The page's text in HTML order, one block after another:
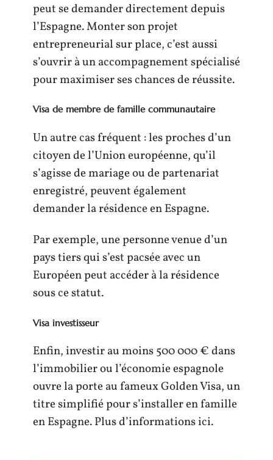
peut se demander directement depuis
l’Espagne. Monter son projet
entrepreneurial sur place, c’est aussi
s’ouvrir à un accompagnement spécialisé
pour maximiser ses chances de réussite.
Visa de membre de famille communautaire
Un autre cas fréquent : les proches d’un
citoyen de l’Union européenne, qu’il
s’agisse de mariage ou de partenariat
enregistré, peuvent également
demander la résidence en Espagne.
Par exemple, une personne venue d’un
pays tiers qui s’est pacsée avec un
Européen peut accéder à la résidence
sous ce statut.
Visa investisseur
Enfin, investir au moins 500 000 € dans
l’immobilier ou l’économie espagnole
ouvre la porte au fameux Golden Visa, un
titre simplifié pour s’installer en famille
en Espagne. Plus d’informations ici.